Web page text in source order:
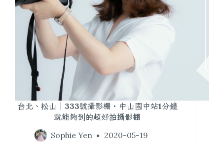
台北、松山｜333號攝影棚・中山國中站1分鐘
就能夠到的超好拍攝影棚
Sophie Yen
2020-05-19